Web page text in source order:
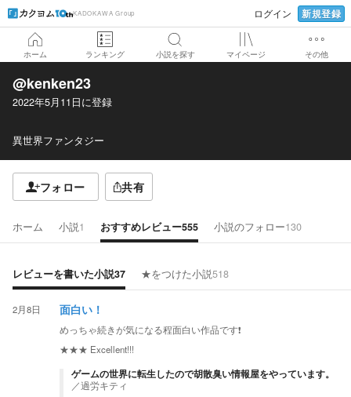
KADOKAWA Group ログイン 新規登録
ホーム ランキング 小説を探す マイページ その他
@kenken23
2022年5月11日に登録
異世界ファンタジー
フォロー 共有
ホーム 小説1 おすすめレビュー555 小説のフォロー130
レビューを書いた小説37 ★をつけた小説518
2月8日 面白い！
めっちゃ続きが気になる程面白い作品です❗️
★★★ Excellent!!!
ゲームの世界に転生したので胡散臭い情報屋をやっています。
／過労キティ